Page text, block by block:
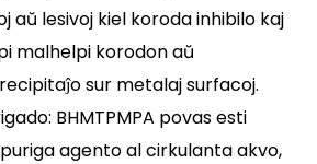
aŭ lesivoj kiel koroda inhibilo kaj
malhelpi korodon aŭ
sur metalaj surfacoj.
BHMTPMPA povas esti
agento al cirkulanta akvo,